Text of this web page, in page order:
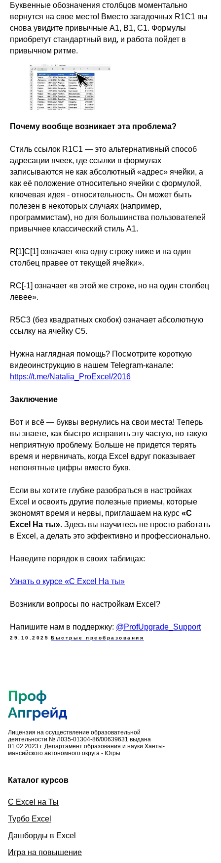
Буквенные обозначения столбцов моментально
вернутся на свое место! Вместо загадочных R1C1 вы
снова увидите привычные A1, B1, C1. Формулы
приобретут стандартный вид, и работа пойдет в
привычном ритме.
Почему вообще возникает эта проблема?
Стиль ссылок R1C1 — это альтернативный способ
адресации ячеек, где ссылки в формулах
записываются не как абсолютный «адрес» ячейки, а
как её положение относительно ячейки с формулой,
ключевая идея - относительность. Он может быть
полезен в некоторых случаях (например,
программистам), но для большинства пользователей
привычнее классический стиль A1.
R[1]C[1] означает «на одну строку ниже и на один
столбец правее от текущей ячейки».
RC[-1] означает «в этой же строке, но на один столбец
левее».
R5C3 (без квадратных скобок) означает абсолютную
ссылку на ячейку C5.
Нужна наглядная помощь? Посмотрите короткую
видеоинструкцию в нашем Telegram-канале:
https://t.me/Natalia_ProExcel/2016
Заключение
Вот и всё — буквы вернулись на свои места! Теперь
вы знаете, как быстро исправить эту частую, но такую
неприятную проблему. Больше не придется терять
время и нервничать, когда Excel вдруг показывает
непонятные цифры вместо букв.
Если вы хотите глубже разобраться в настройках
Excel и освоить другие полезные приемы, которые
экономят время и нервы, приглашаем на курс «С
Excel На ты». Здесь вы научитесь не просто работать
в Excel, а делать это эффективно и профессионально.
Наведите порядок в своих таблицах:
Узнать о курсе «С Excel На ты»
Возникли вопросы по настройкам Excel?
Напишите нам в поддержку: @ProfUpgrade_Support
29.10.2025 Быстрые преобразования
Каталог курсов
С Excel на Ты
Турбо Excel
Дашборды в Excel
Игра на повышение
Лицензия на осуществление образовательной
деятельности № Л035-01304-86/00639631 выдана
01.02.2023 г. Департамент образования и науки Ханты-
мансийского автономного округа - Югры